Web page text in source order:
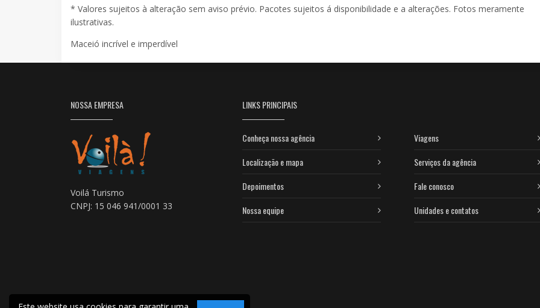
* Valores sujeitos à alteração sem aviso prévio. Pacotes sujeitos á disponibilidade e a alterações. Fotos meramente
ilustrativas.
Maceió incrível e imperdível
NOSSA EMPRESA
Voilá Turismo
CNPJ: 15 046 941/0001 33
LINKS PRINCIPAIS
Conheça nossa agência
Localização e mapa
Depoimentos
Nossa equipe
Viagens
Serviços da agência
Fale conosco
Unidades e contatos